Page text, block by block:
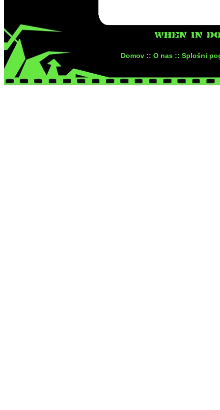
WHEN IN
Domov :: O nas :: Splošni